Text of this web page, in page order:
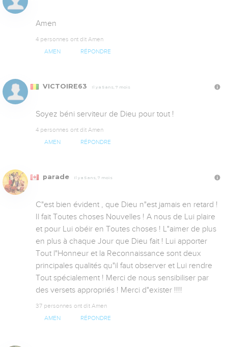
Amen
4 personnes ont dit Amen
AMEN RÉPONDRE
VICTOIRE63 Il y a 5 ans, 7 mois
Soyez béni serviteur de Dieu pour tout !
4 personnes ont dit Amen
AMEN RÉPONDRE
parade Il y a 5 ans, 7 mois
C"est bien évident , que Dieu n"est jamais en retard !
Il fait Toutes choses Nouvelles ! A nous de Lui plaire
et pour Lui obéir en Toutes choses ! L"aimer de plus
en plus à chaque Jour que Dieu fait ! Lui apporter
Tout l"Honneur et la Reconnaissance sont deux
principales qualités qu"il faut observer et Lui rendre
Tout spécialement ! Merci de nous sensibiliser par
des versets appropriés ! Merci d"exister !!!!
37 personnes ont dit Amen
AMEN RÉPONDRE